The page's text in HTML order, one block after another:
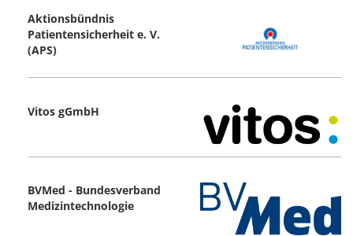
Aktionsbündnis
Patientensicherheit e. V.
(APS)
Vitos gGmbH
BVMed - Bundesverband
Medizintechnologie